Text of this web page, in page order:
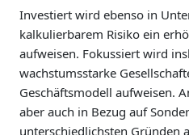
Investiert wird ebenso in
kalkulierbarem Risiko ein
aufweisen. Fokussiert wird
wachstumsstarke
Geschäftsmodell aufweisen.
aber auch in Bezug auf
unterschiedlichsten Gründen